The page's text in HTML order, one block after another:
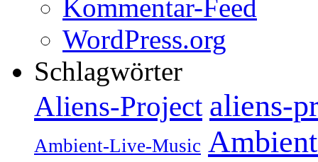
Kommentar-Feed
WordPress.org
Schlagwörter
Aliens-Project aliens-
Ambient-Live-Music